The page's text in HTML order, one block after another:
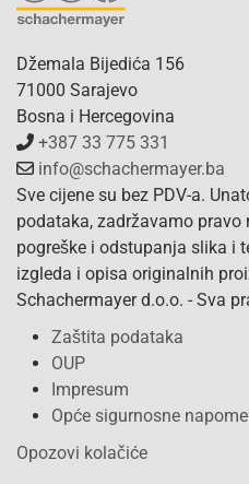
Džemala Bijedića 156
71000 Sarajevo
Bosna i Hercegovina
+387 33 775 331
info@schachermayer.ba
Sve cijene su bez PDV-a.
podataka, zadržavamo pravo
pogreške i odstupanja slika i
izgleda i opisa originalnih
Schachermayer d.o.o. - Sva
Zaštita podataka
OUP
Impresum
Opće sigurnosne
Opozovi kolačiće